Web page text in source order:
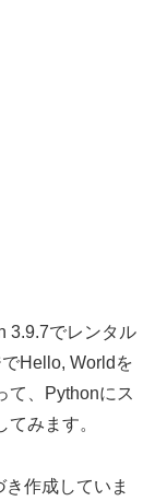
3.9.7でレンタル
Hello, Worldを
て、Pythonにス
みます。
作成していま